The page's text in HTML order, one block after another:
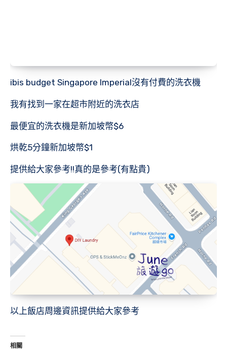
ibis budget Singapore Imperial沒有付費的洗衣機
我有找到一家在超市附近的洗衣店
最便宜的洗衣機是新加坡幣$6
烘乾5分鐘新加坡幣$1
提供給大家參考!!真的是參考(有點貴)
以上飯店周邊資訊提供給大家參考
相關